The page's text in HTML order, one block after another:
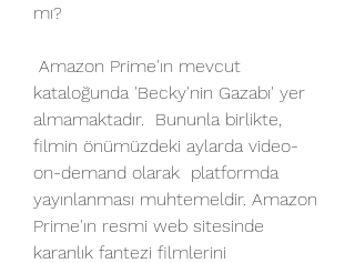
mı?
kataloğunda 'Becky'nin Gazabı' yer
almamaktadır.  Bununla birlikte,
filmin önümüzdeki aylarda video-
on-demand olarak  platformda
yayınlanması muhtemeldir. Amazon
Prime'ın resmi web sitesinde
karanlık fantezi filmlerini